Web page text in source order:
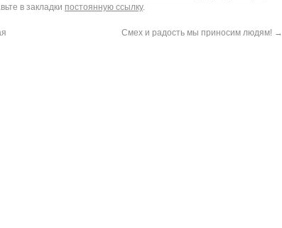
в закладки постоянную ссылку.
Смех и радость мы приносим людям! →